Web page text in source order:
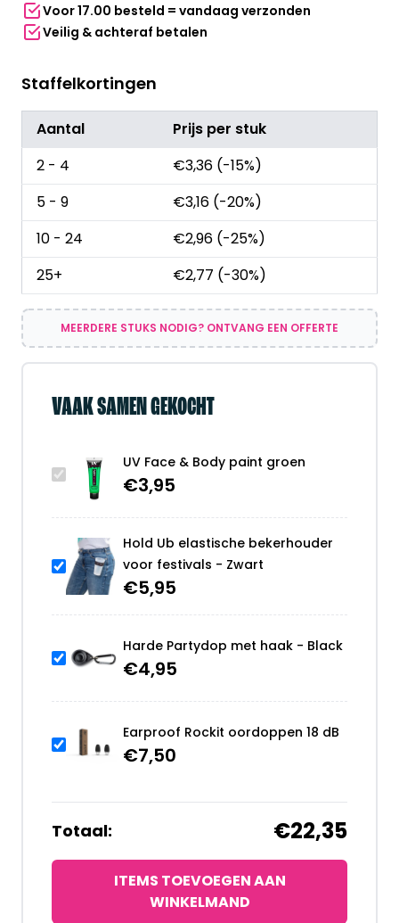
Voor 17.00 besteld = vandaag verzonden
Veilig & achteraf betalen
Staffelkortingen
Aantal
Prijs per stuk
2 - 4
€3,36 (-15%)
5 - 9
€3,16 (-20%)
10 - 24
€2,96 (-25%)
25+
€2,77 (-30%)
MEERDERE STUKS NODIG? ONTVANG EEN OFFERTE
VAAK SAMEN GEKOCHT
UV Face & Body paint groen
€3,95
Hold Ub elastische bekerhouder
voor festivals - Zwart
€5,95
Harde Partydop met haak - Black
€4,95
Earproof Rockit oordoppen 18 dB
€7,50
Totaal: €22,35
ITEMS TOEVOEGEN AAN
WINKELMAND